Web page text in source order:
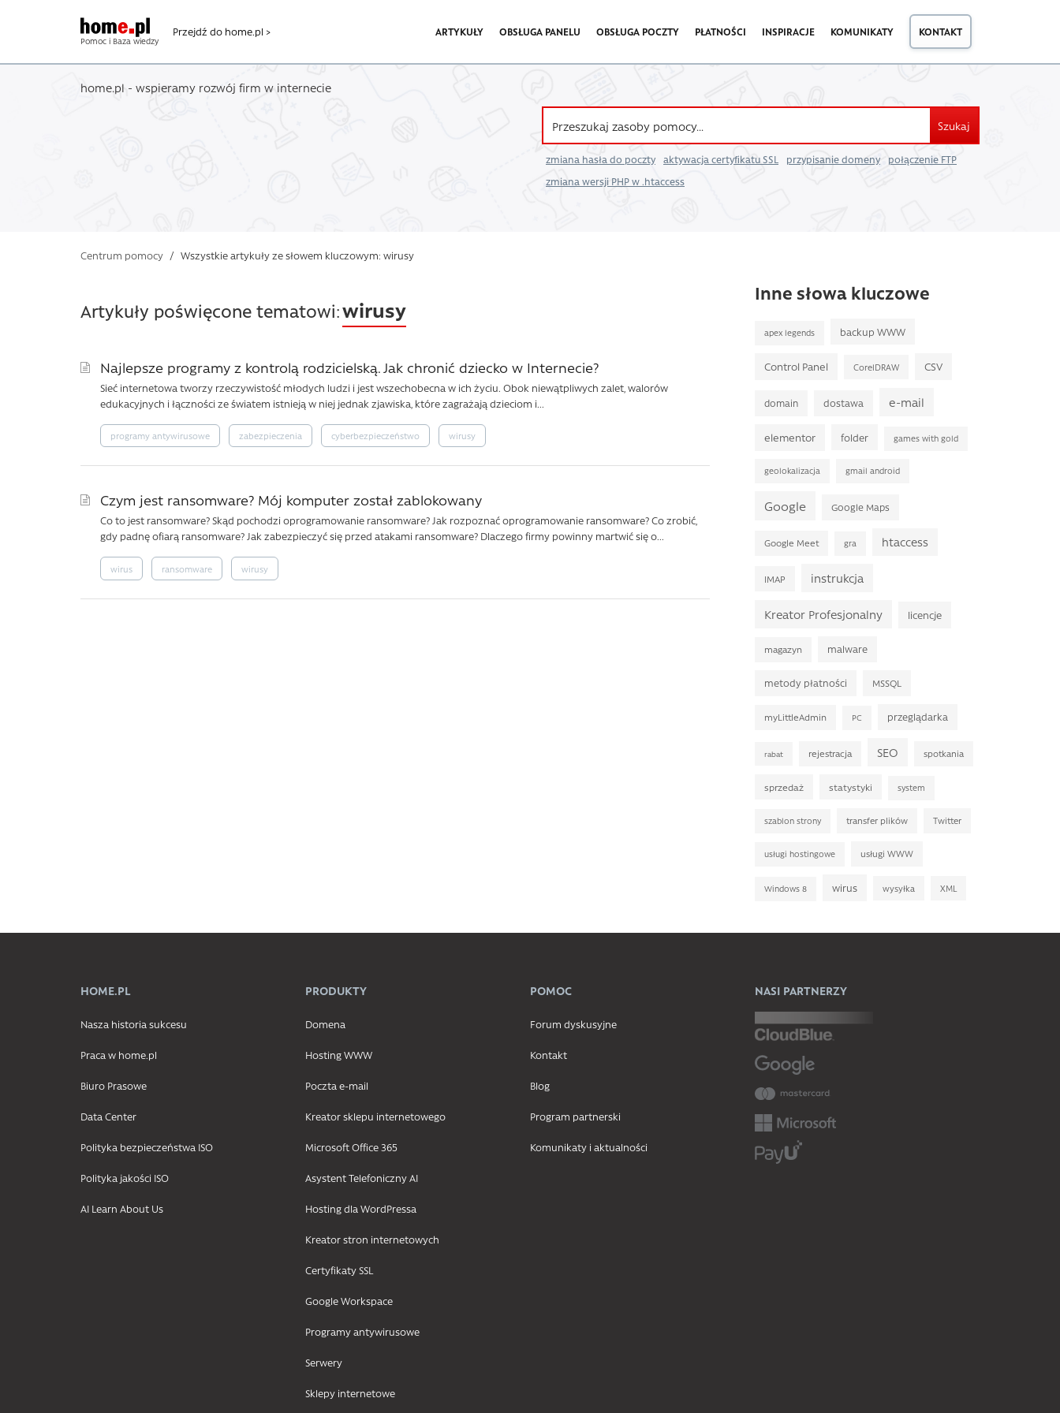
Pomoc i Baza wiedzy
Przejdź do home.pl > ARTYKUŁY OBSŁUGA PANELU OBSŁUGA POCZTY PŁATNOŚCI INSPIRACJE KOMUNIKATY KONTAKT
home.pl - wspieramy rozwój firm w internecie
Szukaj
zmiana hasła do poczty aktywacja certyfikatu SSL przypisanie domeny
połączenie FTP
zmiana wersji PHP w .htaccess
Centrum pomocy / Wszystkie artykuły ze słowem kluczowym: wirusy
Artykuły poświęcone tematowi:wirusy
Najlepsze programy z kontrolą rodzicielską. Jak chronić dziecko w Internecie?
Sieć internetowa tworzy rzeczywistość młodych ludzi i jest wszechobecna w ich życiu. Obok niewątpliwych zalet, walorów
edukacyjnych i łączności ze światem istnieją w niej jednak zjawiska, które zagrażają dzieciom i...
programy antywirusowe zabezpieczenia cyberbezpieczeństwo wirusy
Czym jest ransomware? Mój komputer został zablokowany
Co to jest ransomware? Skąd pochodzi oprogramowanie ransomware? Jak rozpoznać oprogramowanie ransomware? Co zrobić,
gdy padnę ofiarą ransomware? Jak zabezpieczyć się przed atakami ransomware? Dlaczego firmy powinny martwić się o...
wirus ransomware wirusy
Inne słowa kluczowe
apex legends backup WWW
Control Panel CorelDRAW CSV
domain dostawa e-mail
elementor folder games with gold
geolokalizacja gmail android
Google Google Maps
Google Meet gra htaccess
IMAP instrukcja
Kreator Profesjonalny licencje
magazyn malware
metody płatności MSSQL
myLittleAdmin PC przeglądarka
rabat rejestracja SEO spotkania
sprzedaż statystyki system
szablon strony transfer plików Twitter
usługi hostingowe usługi WWW
Windows 8 wirus wysyłka XML
HOME.PL
Nasza historia sukcesu
Praca w home.pl
Biuro Prasowe
Data Center
Polityka bezpieczeństwa ISO
Polityka jakości ISO
AI Learn About Us
PRODUKTY
Domena
Hosting WWW
Poczta e-mail
Kreator sklepu internetowego
Microsoft Office 365
Asystent Telefoniczny AI
Hosting dla WordPressa
Kreator stron internetowych
Certyfikaty SSL
Google Workspace
Programy antywirusowe
Serwery
Sklepy internetowe
POMOC
Forum dyskusyjne
Kontakt
Blog
Program partnerski
Komunikaty i aktualności
NASI PARTNERZY